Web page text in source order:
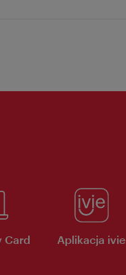
Card Aplikacja ivie